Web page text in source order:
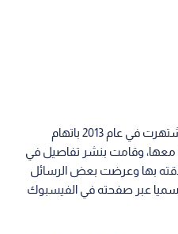
وكانت عارضة الأزياء البرازيلية قد اشتهرت في عام 2013 باتهام
معها، وقامت بنشر تفاصيل في
بها وعرضت بعض الرسائل
رسميا عبر صفحته في الفيسبوك